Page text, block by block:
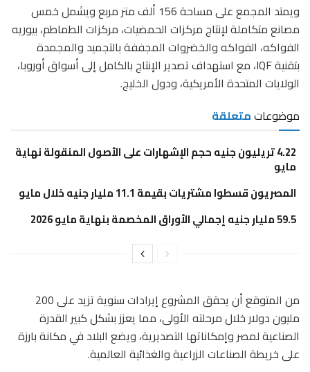
ويمتد المجمع على مساحة 156 ألف متر مربع ويشمل خمس
مصانع متكاملة لإنتاج مركزات الحمضيات، مركزات الطماطم، بيوريه
الفواكه، الفواكه والخضروات المجففة بالتجميد والمجمدة
بتقنية IQF، مع استهداف تصدير الإنتاج بالكامل إلى أسواق أوروبا،
الولايات المتحدة الأمريكية، ودول الخليج.
موضوعاتمتعلقة
4.22 تريليون جنيه حجم الإشهارات على الأصول المنقولة نهاية
مايو
المصريون قسطوا مشتريات بقيمة 11.1 مليار جنيه خلال مايو
59.5 مليار جنيه إجمالي الأوراق المخصمة بنهاية مايو 2026
من المتوقع أن يحقق المشروع إيرادات سنوية تزيد على 200
مليون دولار خلال مرحلته الأولى، مما يعزز بشكل كبير القدرة
الصناعية لمصر وإمكاناتها التصديرية، ويضع البلاد في مكانة بارزة
على خريطة الصناعات الزراعية والغذائية العالمية.